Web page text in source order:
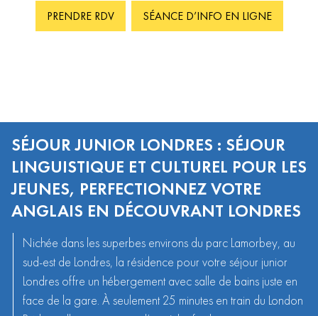
PRENDRE RDV SÉANCE D’INFO EN LIGNE
SÉJOUR JUNIOR LONDRES : SÉJOUR
LINGUISTIQUE ET CULTUREL POUR LES
JEUNES, PERFECTIONNEZ VOTRE
ANGLAIS EN DÉCOUVRANT LONDRES
Nichée dans les superbes environs du parc Lamorbey, au
sud-est de Londres, la résidence pour votre séjour junior
Londres offre un hébergement avec salle de bains juste en
face de la gare. À seulement 25 minutes en train du London